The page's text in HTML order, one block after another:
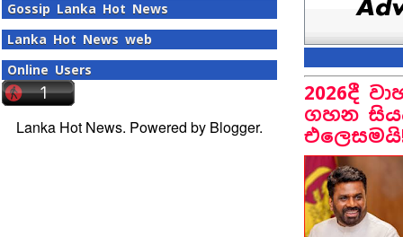
Gossip Lanka Hot News
Lanka Hot News web
Online Users
Lanka Hot News. Powered by Blogger.
2026දී
ගහන